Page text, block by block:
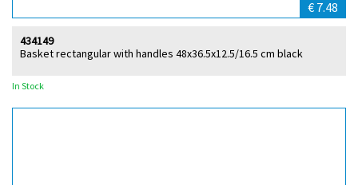
€ 7.48
Basket rectangular with handles 48x36.5x12.5/16.5 cm black
434149
In Stock